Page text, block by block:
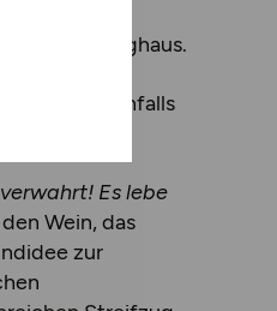
der
Langhaus.
um die ebenfalls
Es lebe
Wein, das
zur